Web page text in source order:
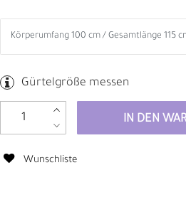
Gürtelgröße messen
IN DEN
Wunschliste